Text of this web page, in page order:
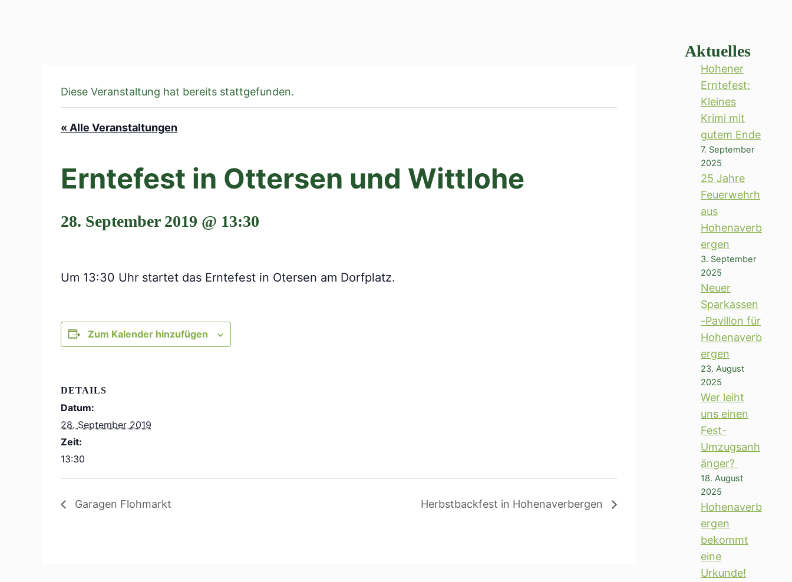
Diese Veranstaltung hat bereits stattgefunden.
« Alle Veranstaltungen
Erntefest in Ottersen und Wittlohe
28. September 2019 @ 13:30
Um 13:30 Uhr startet das Erntefest in Otersen am Dorfplatz.
Zum Kalender hinzufügen
DETAILS
Datum:
28. September 2019
Zeit:
13:30
Garagen Flohmarkt Herbstbackfest in Hohenaverbergen
Aktuelles
Hohener
Erntefest:
Kleines
Krimi mit
gutem Ende
7. September
2025
25 Jahre
Feuerwehrh
aus
Hohenaverb
ergen
3. September
2025
Neuer
Sparkassen
-Pavillon für
Hohenaverb
ergen
23. August
2025
Wer leiht
uns einen
Fest-
Umzugsanh
änger?
18. August
2025
Hohenaverb
ergen
bekommt
eine
Urkunde!